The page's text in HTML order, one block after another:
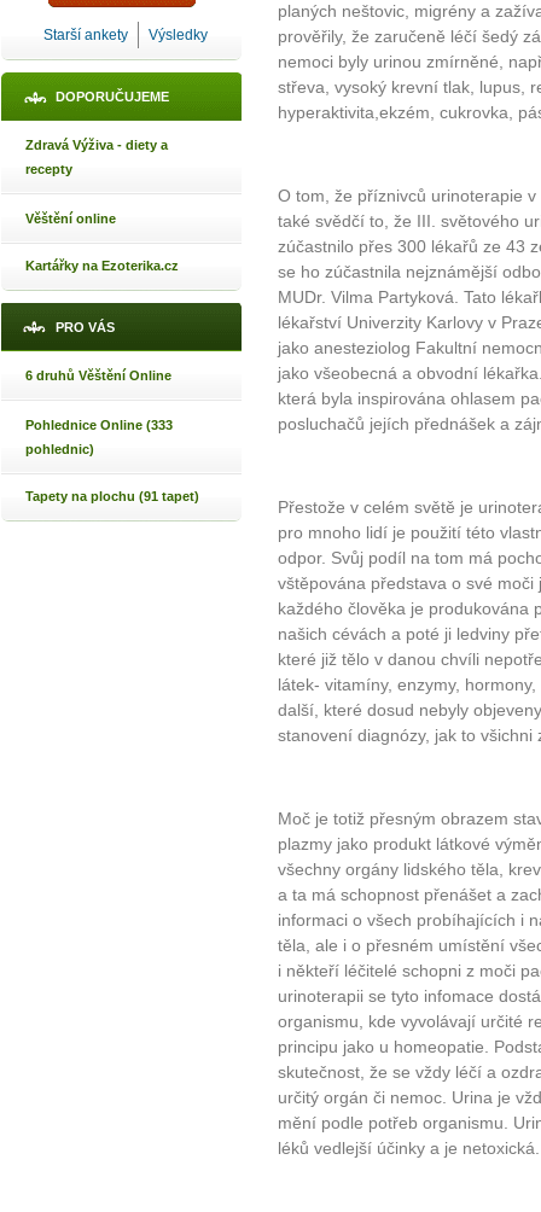
Starší ankety Výsledky
DOPORUČUJEME
Zdravá Výživa - diety a
recepty
Věštění online
Kartářky na Ezoterika.cz
PRO VÁS
6 druhů Věštění Online
Pohlednice Online (333
pohlednic)
Tapety na plochu (91 tapet)
planých neštovic, migrény a
prověřily, že zaručeně léčí šedý
nemoci byly urinou zmírněné,
střeva, vysoký krevní tlak, lupus,
hyperaktivita,ekzém, cukrovka,
O tom, že příznivců urinoterapie
také svědčí to, že III. světového
zúčastnilo přes 300 lékařů ze 43
se ho zúčastnila nejznámější
MUDr. Vilma Partyková. Tato
lékařství Univerzity Karlovy v
jako anesteziolog Fakultní
jako všeobecná a obvodní
která byla inspirována ohlasem
posluchačů jejích přednášek a
Přestože v celém světě je
pro mnoho lidí je použití této
odpor. Svůj podíl na tom má
vštěpována představa o své
každého člověka je produkována
našich cévách a poté ji ledviny
které již tělo v danou chvíli
látek- vitamíny, enzymy,
další, které dosud nebyly
stanovení diagnózy, jak to všichni
Moč je totiž přesným obrazem
plazmy jako produkt látkové
všechny orgány lidského těla,
a ta má schopnost přenášet a
informaci o všech probíhajících i
těla, ale i o přesném umístění
i někteří léčitelé schopni z moči
urinoterapii se tyto infomace
organismu, kde vyvolávají určité
principu jako u homeopatie.
skutečnost, že se vždy léčí a
určitý orgán či nemoc. Urina je
mění podle potřeb organismu.
léků vedlejší účinky a je netoxická.